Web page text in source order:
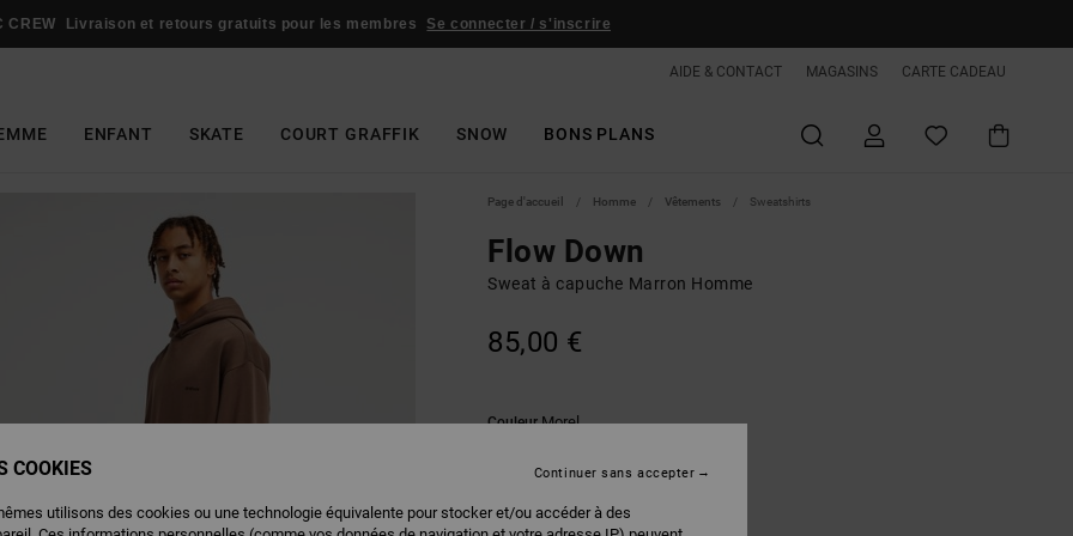
CREW Livraison et retours gratuits pour les membres Se connecter / s'inscrire
AIDE & CONTACT MAGASINS CARTE CADEAU
ENFANT SKATE COURT GRAFFIK SNOW BONS PLANS
Page d'accueil Homme Vêtements Sweatshirts
Flow Down
Sweat à capuche Marron Homme
85,00 €
CouleurMorel
COOKIES
utilisons des cookies ou une technologie équivalente pour stocker et/ou accéder à des
Continuer sans accepter